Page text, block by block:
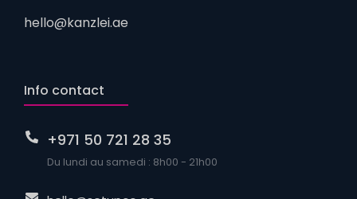
hello@kanzlei.ae
Info contact
+971 50 721 28 35
Du lundi au samedi : 8h00 - 21h00